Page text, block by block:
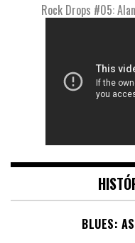
Rock Drops #05:
BLUES: